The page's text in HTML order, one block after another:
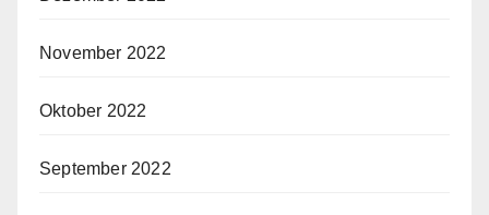
November 2022
Oktober 2022
September 2022